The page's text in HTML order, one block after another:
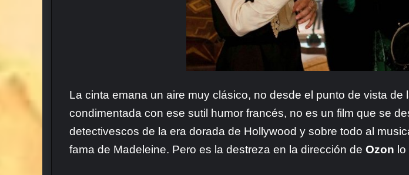
La cinta emana un aire muy clásico, no desde el punto de vista
condimentada con ese sutil humor francés, no es un film que se
detectivescos de la era dorada de Hollywood y sobre todo al
fama de Madeleine. Pero es la destreza en la dirección de Ozon